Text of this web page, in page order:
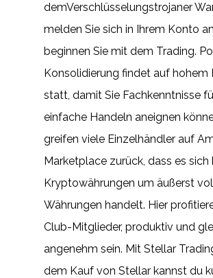
demVerschlüsselungstrojaner
melden Sie sich in Ihrem Konto
beginnen Sie mit dem Trading.
Konsolidierung findet auf hohem
statt, damit Sie Fachkenntnisse
einfache Handeln aneignen
greifen viele Einzelhändler auf
Marketplace zurück, dass es sich
Kryptowährungen um äußerst
Währungen handelt. Hier
Club-Mitglieder, produktiv und
angenehm sein. Mit Stellar
dem Kauf von Stellar kannst du